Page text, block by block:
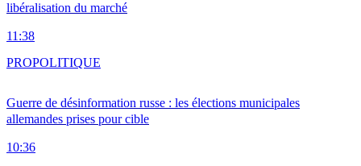
libéralisation du marché
11:38
Guerre de désinformation russe : les élections municipales
allemandes prises pour cible
10:36
PROPOLITIQUE